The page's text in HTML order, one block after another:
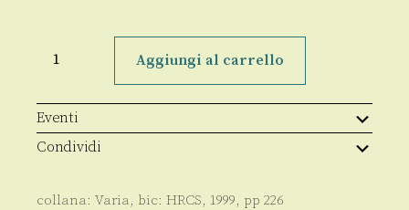
Aggiungi al carrello
Eventi
Condividi
collana: Varia, bic: HRCS, 1999, pp 226